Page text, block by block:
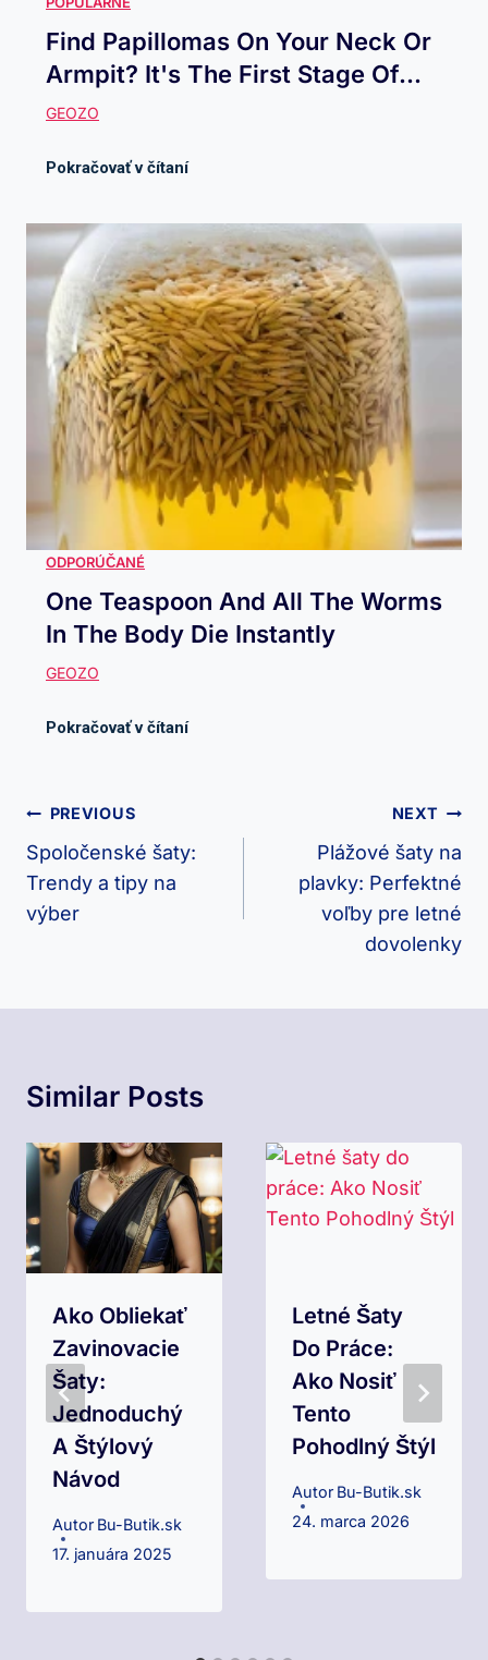
Find Papillomas On Your Neck Or
Armpit? It's The First Stage Of...
One Teaspoon And All The Worms
In The Body Die Instantly
Navigácia
V
Článku
PREVIOUS
Spoločenské šaty:
Trendy a tipy na
výber
NEXT
Plážové šaty na
plavky: Perfektné
voľby pre letné
dovolenky
Similar Posts
Ako Obliekať
Zavinovacie
Šaty:
Jednoduchý
A Štýlový
Návod
Autor Bu-Butik.sk
17. januára 2025
Letné Šaty
Do Práce:
Ako Nosiť
Tento
Pohodlný Štýl
Autor Bu-Butik.sk
24. marca 2026